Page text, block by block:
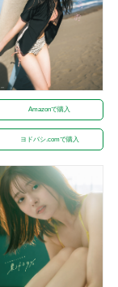
Amazonで購入
ヨドバシ.comで購入